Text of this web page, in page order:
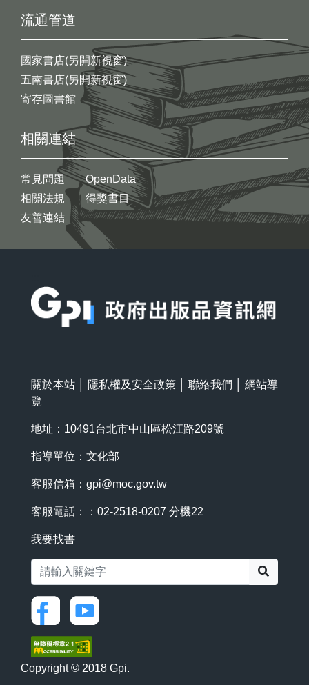
流通管道
國家書店(另開新視窗)
五南書店(另開新視窗)
寄存圖書館
相關連結
常見問題
相關法規
友善連結
OpenData
得獎書目
關於本站 隱私權及安全政策 聯絡我們
網站導
覽
地址：10491台北市中山區松江路209號
指導單位：文化部
客服信箱： gpi@moc.gov.tw
客服電話：：02-2518-0207 分機22
我要找書
Copyright © 2018 Gpi.